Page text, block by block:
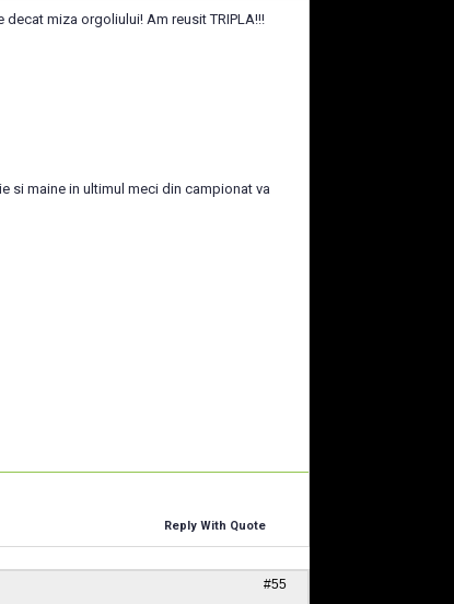
miza orgoliului! Am reusit TRIPLA!!!
si maine in ultimul meci din campionat va
Reply With Quote
#55